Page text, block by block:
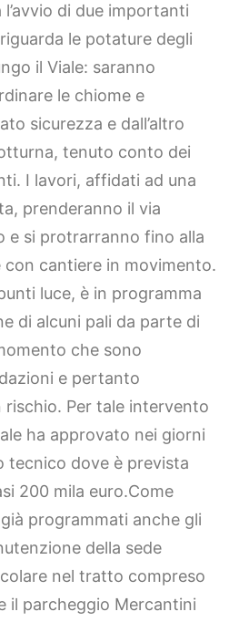
di due importanti
le potature degli
il Viale: saranno
le chiome e
sicurezza e dall’altro
tenuto conto dei
I lavori, affidati ad una
prenderanno il via
e si protrarranno fino alla
con cantiere in movimento.
luce, è in programma
di alcuni pali da parte di
che sono
e pertanto
Per tale intervento
ha approvato nei giorni
tecnico dove è prevista
200 mila euro.Come
programmati anche gli
della sede
nel tratto compreso
il parcheggio Mercantini